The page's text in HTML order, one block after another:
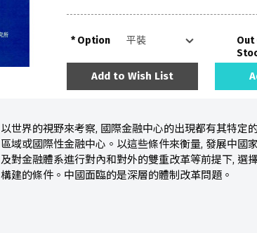
Option
Out
Add to Wish List
以世界的視野來考察, 國際金融中心的出現都有其特定
區域或國際性金融中心。以這些條件來衡量, 發展中國
及對金融體系進行對內和對外的雙重改革等前提下, 選
構建的條件。中國面臨的是深層的體制改革問題。